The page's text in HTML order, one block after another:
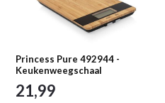
Princess Pure 492944 -
Keukenweegschaal
21,99